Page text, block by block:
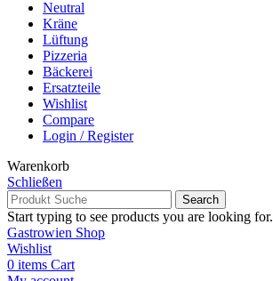
Neutral
Kräne
Lüftung
Pizzeria
Bäckerei
Ersatzteile
Wishlist
Compare
Login / Register
Warenkorb
Schließen
Search
Start typing to see products you are looking for.
Gastrowien Shop
Wishlist
0 items Cart